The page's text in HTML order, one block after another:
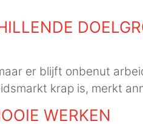
er blijft onbenut
krap is, merkt
WERKEN